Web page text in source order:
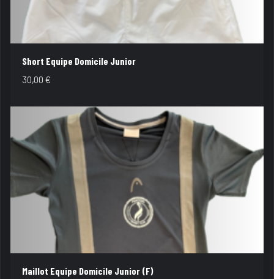
Short Equipe Domicile Junior
30,00€
Maillot Equipe Domicile Junior (F)